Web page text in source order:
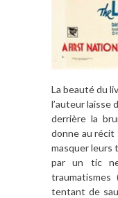
La beauté du
l’auteur laisse
derrière la
donne au récit
masquer leurs
par un tic
traumatismes
tentant de